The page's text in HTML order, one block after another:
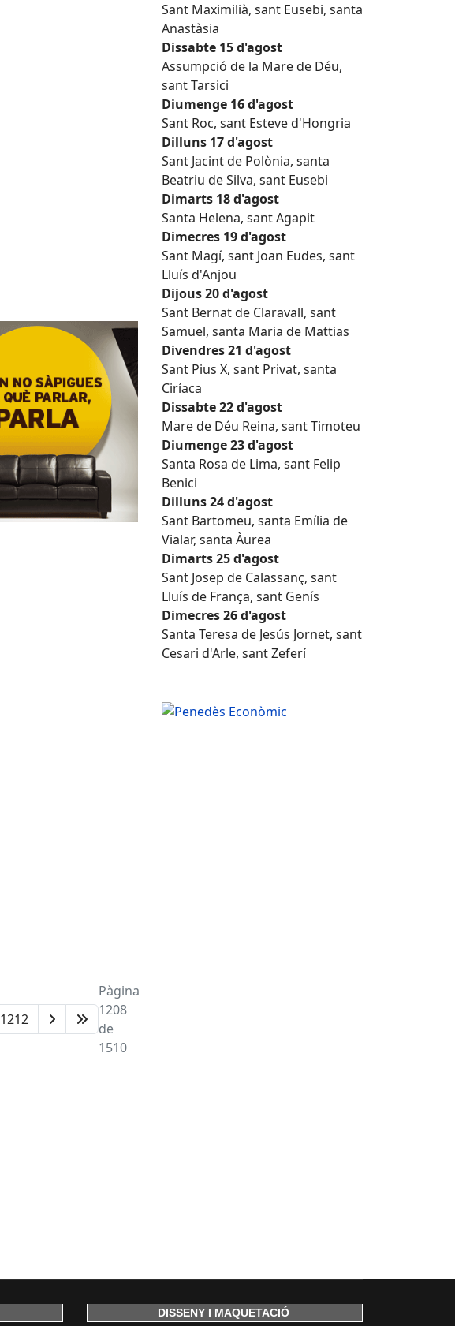
1212
Pàgina
1208
de
1510
Sant Maximilià, sant Eusebi, santa
Anastàsia
Dissabte 15 d'agost
Assumpció de la Mare de Déu,
sant Tarsici
Diumenge 16 d'agost
Sant Roc, sant Esteve d'Hongria
Dilluns 17 d'agost
Sant Jacint de Polònia, santa
Beatriu de Silva, sant Eusebi
Dimarts 18 d'agost
Santa Helena, sant Agapit
Dimecres 19 d'agost
Sant Magí, sant Joan Eudes, sant
Lluís d'Anjou
Dijous 20 d'agost
Sant Bernat de Claravall, sant
Samuel, santa Maria de Mattias
Divendres 21 d'agost
Sant Pius X, sant Privat, santa
Ciríaca
Dissabte 22 d'agost
Mare de Déu Reina, sant Timoteu
Diumenge 23 d'agost
Santa Rosa de Lima, sant Felip
Benici
Dilluns 24 d'agost
Sant Bartomeu, santa Emília de
Vialar, santa Àurea
Dimarts 25 d'agost
Sant Josep de Calassanç, sant
Lluís de França, sant Genís
Dimecres 26 d'agost
Santa Teresa de Jesús Jornet, sant
Cesari d'Arle, sant Zeferí
DISSENY I MAQUETACIÓ